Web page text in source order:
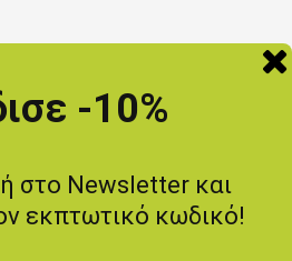
-10%
στο Newsletter και
εκπτωτικό κωδικό!